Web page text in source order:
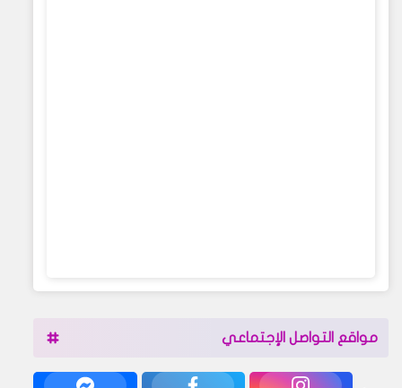
مواقع التواصل الإجتماعي